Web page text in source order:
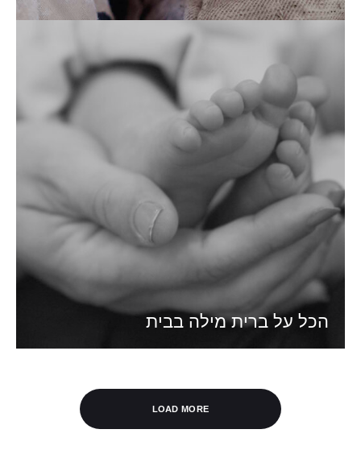
הכל על ברית מילה בבית
LOAD MORE